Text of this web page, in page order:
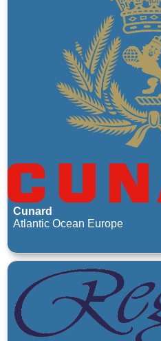
Cunard
Atlantic Ocean Europe